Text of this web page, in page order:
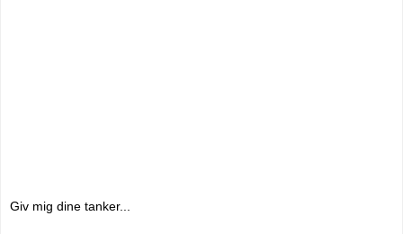
Giv mig dine tanker...